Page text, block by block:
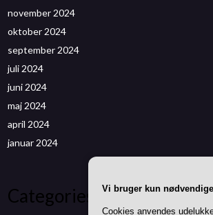
november 2024
oktober 2024
september 2024
juli 2024
juni 2024
maj 2024
april 2024
januar 2024
Categories Vi bruger kun
Cookies anvendes